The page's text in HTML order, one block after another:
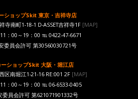
ショップSkit 東京・吉祥寺店
寺南町1-18-1 D-ASSET吉祥寺1F [MAP]
：00～19：00 ℡ 0422-47-6671
委員会許可 第30560030721号
ショップSkit 大阪・堀江店
区南堀江1-21-16 RE:001 2F[MAP]
：00～19：00 ℡ 06-6533-0405
委員会許可 第621071901332号